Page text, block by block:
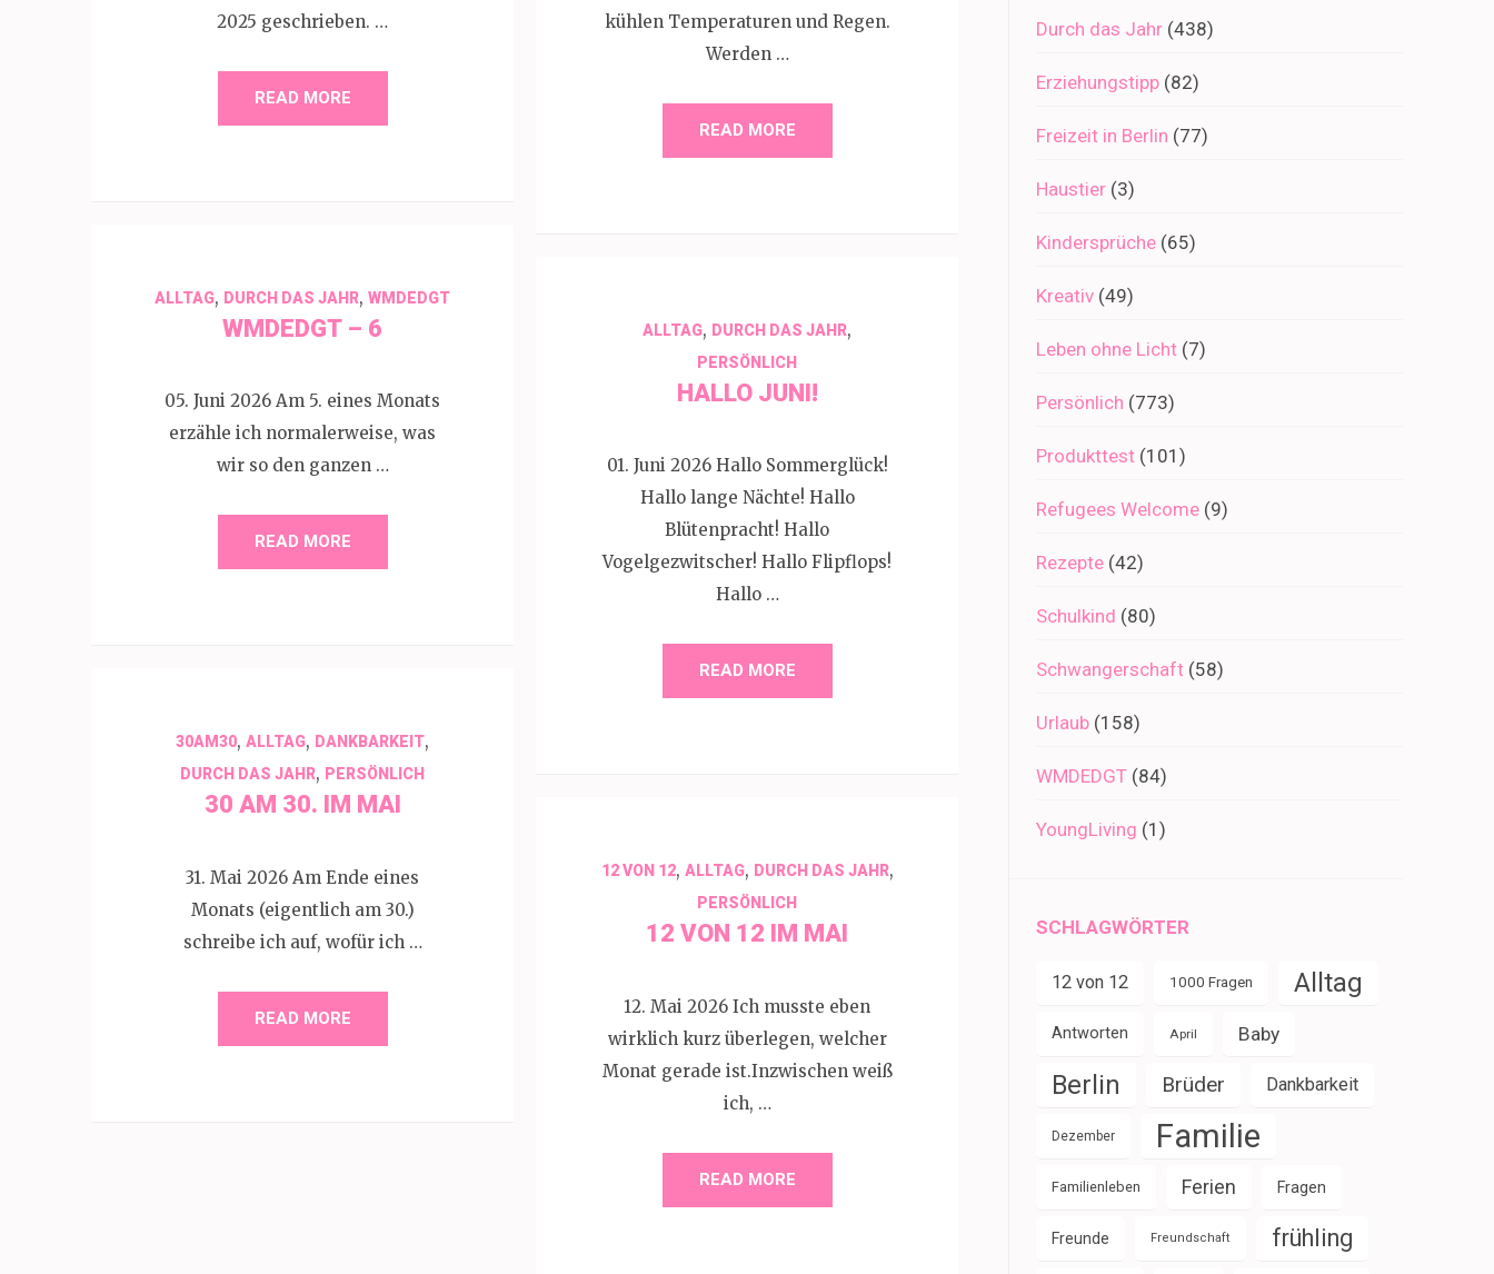
2025 geschrieben. …
READ MORE
kühlen Temperaturen und Regen.
Werden …
READ MORE
ALLTAG, DURCH DAS JAHR, WMDEDGT
WMDEDGT – 6
05. Juni 2026 Am 5. eines Monats
erzähle ich normalerweise, was
wir so den ganzen …
READ MORE
ALLTAG, DURCH DAS JAHR,
PERSÖNLICH
HALLO JUNI!
01. Juni 2026 Hallo Sommerglück!
Hallo lange Nächte! Hallo
Blütenpracht! Hallo
Vogelgezwitscher! Hallo Flipflops!
Hallo …
READ MORE
30AM30, ALLTAG, DANKBARKEIT,
DURCH DAS JAHR, PERSÖNLICH
30 AM 30. IM MAI
31. Mai 2026 Am Ende eines
Monats (eigentlich am 30.)
schreibe ich auf, wofür ich …
READ MORE
12 VON 12, ALLTAG, DURCH DAS JAHR,
PERSÖNLICH
12 VON 12 IM MAI
12. Mai 2026 Ich musste eben
wirklich kurz überlegen, welcher
Monat gerade ist.Inzwischen weiß
ich, …
READ MORE
Durch das Jahr (438)
Erziehungstipp (82)
Freizeit in Berlin (77)
Haustier (3)
Kindersprüche (65)
Kreativ (49)
Leben ohne Licht (7)
Persönlich (773)
Produkttest (101)
Refugees Welcome (9)
Rezepte (42)
Schulkind (80)
Schwangerschaft (58)
Urlaub (158)
WMDEDGT (84)
YoungLiving (1)
SCHLAGWÖRTER
12 von 12 1000 Fragen Alltag
Antworten April Baby
Berlin Brüder Dankbarkeit
Dezember Familie
Familienleben Ferien Fragen
Freunde Freundschaft frühling